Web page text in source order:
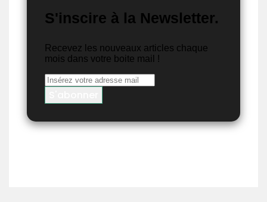
S'inscire à la Newsletter.
Recevez les nouveaux articles chaque
mois dans votre boite mail !